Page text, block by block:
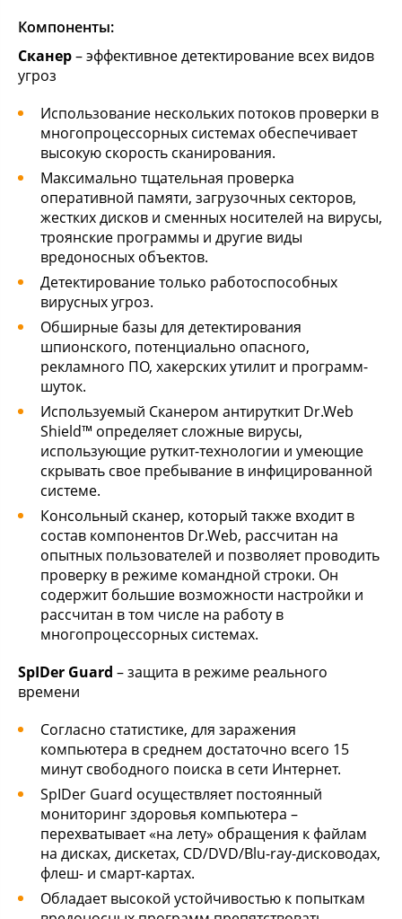
Компоненты:
Сканер– эффективное детектирование всех видов
угроз
Использование нескольких потоков проверки в
многопроцессорных системах обеспечивает
высокую скорость сканирования.
Максимально тщательная проверка
оперативной памяти, загрузочных секторов,
жестких дисков и сменных носителей на вирусы,
троянские программы и другие виды
вредоносных объектов.
Детектирование только работоспособных
вирусных угроз.
Обширные базы для детектирования
шпионского, потенциально опасного,
рекламного ПО, хакерских утилит и программ-
шуток.
Используемый Сканером антируткит Dr.Web
Shield™ определяет сложные вирусы,
использующие руткит-технологии и умеющие
скрывать свое пребывание в инфицированной
системе.
Консольный сканер, который также входит в
состав компонентов Dr.Web, рассчитан на
опытных пользователей и позволяет проводить
проверку в режиме командной строки. Он
содержит большие возможности настройки и
рассчитан в том числе на работу в
многопроцессорных системах.
SpIDer Guard – защита в режиме реального
времени
Согласно статистике, для заражения
компьютера в среднем достаточно всего 15
минут свободного поиска в сети Интернет.
SpIDer Guard осуществляет постоянный
мониторинг здоровья компьютера –
перехватывает «на лету» обращения к файлам
на дисках, дискетах, CD/DVD/Blu-ray-дисководах,
флеш- и смарт-картах.
Обладает высокой устойчивостью к попыткам